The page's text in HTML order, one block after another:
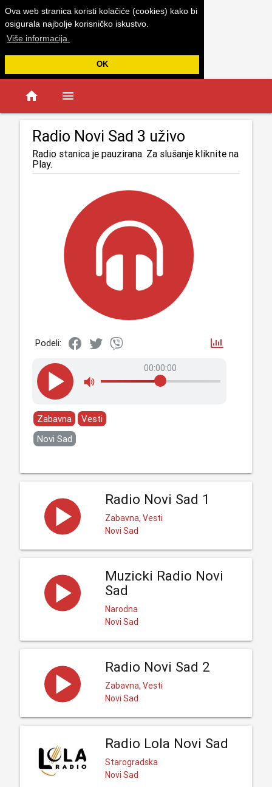
Ova web stranica koristi kolačiće (cookies) kako bi
osigurala najbolje korisničko iskustvo.
Više informacija.
OK
home menu
Radio Novi Sad 3 uživo
Radio stanica je pauzirana. Za slušanje kliknite na
Play.
Podeli:
00:00:00
Zabavna
Vesti
Novi Sad
Radio Novi Sad 1
Zabavna, Vesti
Novi Sad
Muzicki Radio Novi
Sad
Narodna
Novi Sad
Radio Novi Sad 2
Zabavna, Vesti
Novi Sad
Radio Lola Novi Sad
Starogradska
Novi Sad